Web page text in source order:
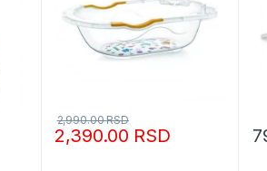
2,390.00 RSD
2,990.00RSD